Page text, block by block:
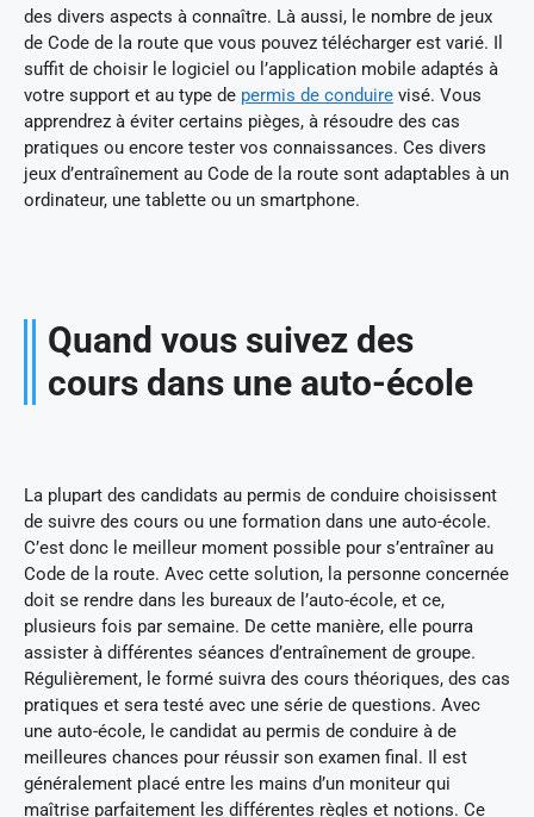
des divers aspects à connaître. Là aussi, le nombre de jeux
de Code de la route que vous pouvez télécharger est varié. Il
suffit de choisir le logiciel ou l’application mobile adaptés à
votre support et au type de permis de conduire visé. Vous
apprendrez à éviter certains pièges, à résoudre des cas
pratiques ou encore tester vos connaissances. Ces divers
jeux d’entraînement au Code de la route sont adaptables à un
ordinateur, une tablette ou un smartphone.
Quand vous suivez des
cours dans une auto-école
La plupart des candidats au permis de conduire choisissent
de suivre des cours ou une formation dans une auto-école.
C’est donc le meilleur moment possible pour s’entraîner au
Code de la route. Avec cette solution, la personne concernée
doit se rendre dans les bureaux de l’auto-école, et ce,
plusieurs fois par semaine. De cette manière, elle pourra
assister à différentes séances d’entraînement de groupe.
Régulièrement, le formé suivra des cours théoriques, des cas
pratiques et sera testé avec une série de questions. Avec
une auto-école, le candidat au permis de conduire à de
meilleures chances pour réussir son examen final. Il est
généralement placé entre les mains d’un moniteur qui
maîtrise parfaitement les différentes règles et notions. Ce